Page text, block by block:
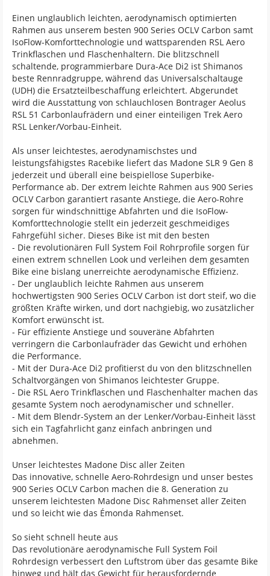
Einen unglaublich leichten, aerodynamisch optimierten
Rahmen aus unserem besten 900 Series OCLV Carbon samt
IsoFlow-Komforttechnologie und wattsparenden RSL Aero
Trinkflaschen und Flaschenhaltern. Die blitzschnell
schaltende, programmierbare Dura-Ace Di2 ist Shimanos
beste Rennradgruppe, während das Universalschaltauge
(UDH) die Ersatzteilbeschaffung erleichtert. Abgerundet
wird die Ausstattung von schlauchlosen Bontrager Aeolus
RSL 51 Carbonlaufrädern und einer einteiligen Trek Aero
RSL Lenker/Vorbau-Einheit.
Als unser leichtestes, aerodynamischstes und
leistungsfähigstes Racebike liefert das Madone SLR 9 Gen 8
jederzeit und überall eine beispiellose Superbike-
Performance ab. Der extrem leichte Rahmen aus 900 Series
OCLV Carbon garantiert rasante Anstiege, die Aero-Rohre
sorgen für windschnittige Abfahrten und die IsoFlow-
Komforttechnologie stellt ein jederzeit geschmeidiges
Fahrgefühl sicher. Dieses Bike ist mit den besten
- Die revolutionären Full System Foil Rohrprofile sorgen für
einen extrem schnellen Look und verleihen dem gesamten
Bike eine bislang unerreichte aerodynamische Effizienz.
- Der unglaublich leichte Rahmen aus unserem
hochwertigsten 900 Series OCLV Carbon ist dort steif, wo die
größten Kräfte wirken, und dort nachgiebig, wo zusätzlicher
Komfort erwünscht ist.
- Für effiziente Anstiege und souveräne Abfahrten
verringern die Carbonlaufräder das Gewicht und erhöhen
die Performance.
- Mit der Dura-Ace Di2 profitierst du von den blitzschnellen
Schaltvorgängen von Shimanos leichtester Gruppe.
- Die RSL Aero Trinkflaschen und Flaschenhalter machen das
gesamte System noch aerodynamischer und schneller.
- Mit dem Blendr-System an der Lenker/Vorbau-Einheit lässt
sich ein Tagfahrlicht ganz einfach anbringen und
abnehmen.
Unser leichtestes Madone Disc aller Zeiten
Das innovative, schnelle Aero-Rohrdesign und unser bestes
900 Series OCLV Carbon machen die 8. Generation zu
unserem leichtesten Madone Disc Rahmenset aller Zeiten
und so leicht wie das Émonda Rahmenset.
So sieht schnell heute aus
Das revolutionäre aerodynamische Full System Foil
Rohrdesign verbessert den Luftstrom über das gesamte Bike
hinweg und hält das Gewicht für herausfordernde